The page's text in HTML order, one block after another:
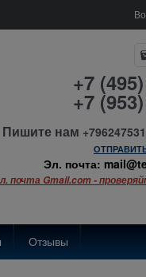
+7
+7
Пишите нам
Эл. почта:
почта Gmail.com -
Отзывы